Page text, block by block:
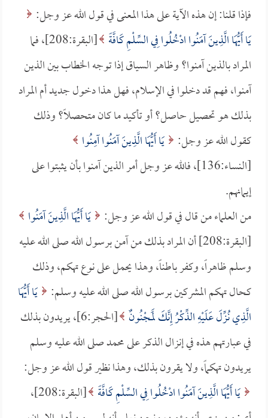
فإذا قلنا: إن هذه الآية على هذا المعنى في قول الله عز وجل:
يَا أَيُّهَا الَّذِينَ آمَنُوا ادْخُلُوا فِي السِّلْمِ كَافَّةً
[البقرة:208]، فما
المراد بالذين آمنوا؟ وظاهر السياق إذا توجه الخطاب بين الذين
آمنوا، فهم قد دخلوا في الإسلام، فهل هذا دخول جديد أم المراد
بذلك هو تحصيل حاصل؟ أو تأكيد ما كان متحصلاً؟ وذلك
كقول الله عز وجل: يَا أَيُّهَا الَّذِينَ آمَنُوا آمِنُوا
[النساء:136]، فالله عز وجل أمر الذين آمنوا بأن يثبتوا على
إيمانهم.
من العلماء من قال في قول الله عز وجل: يَا أَيُّهَا الَّذِينَ آمَنُوا
[البقرة:208] أن المراد بذلك من آمن برسول الله صلى الله عليه
وسلم ظاهراً، وكفر باطناً، وهذا يحمل على نوع تهكم، وذلك
كحال تهكم المشركين برسول الله صلى الله عليه وسلم: يَا أَيُّهَا
الَّذِي نُزِّلَ عَلَيْهِ الذِّكْرُ إِنَّكَ لَمَجْنُونٌ
[الحجر:6]، يريدون بذلك
في عبارتهم هذه في إنزال الذكر على محمد صلى الله عليه وسلم
يريدون تهكماً، ولا يقرون بذلك، وهذا نظير قول الله عز وجل:
يَا أَيُّهَا الَّذِينَ آمَنُوا ادْخُلُوا فِي السِّلْمِ كَافَّةً
[البقرة:208]،